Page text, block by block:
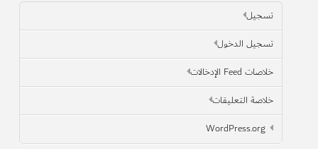
تسجيل
تسجيل الدخول
خلاصات Feed الإدخالات
خلاصة التعليقات
WordPress.org